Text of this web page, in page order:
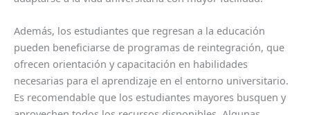
Además, los estudiantes que regresan a la educación
pueden beneficiarse de programas de reintegración, que
ofrecen orientación y capacitación en habilidades
necesarias para el aprendizaje en el entorno universitario.
Es recomendable que los estudiantes mayores busquen y